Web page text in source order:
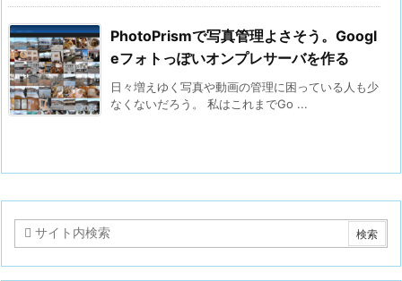
PhotoPrismで写真管理よさそう。Googl
eフォトっぽいオンプレサーバを作る
日々増えゆく写真や動画の管理に困っている人も少
なくないだろう。 私はこれまでGo ...